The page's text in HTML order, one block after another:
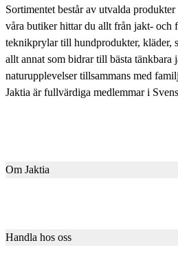
Sortimentet består av utvalda
våra butiker hittar du allt från jakt- och
teknikprylar till hundprodukter, kläder,
allt annat som bidrar till bästa tänkbara
naturupplevelser tillsammans med
Jaktia är fullvärdiga medlemmar i
Om Jaktia
Karriär
Handla hos oss